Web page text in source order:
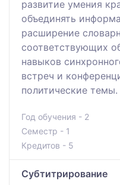
развитие умения
объединять
расширение
соответствующих
навыков
встреч и
политические темы.
Год обучения - 2
Семестр - 1
Кредитов - 5
Cубтитрирование